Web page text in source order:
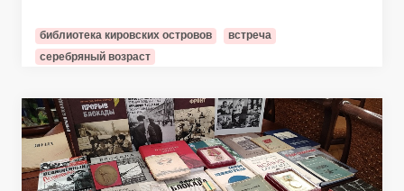
библиотека кировских островов
встреча
серебряный возраст